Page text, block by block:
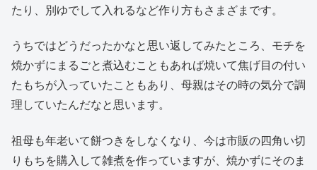
たり、別ゆでして入れるなど作り方もさまざまです。
うちではどうだったかなと思い返してみたところ、モチを
焼かずにまるごと煮込むこともあれば焼いて焦げ目の付い
たもちが入っていたこともあり、母親はその時の気分で調
理していたんだなと思います。
祖母も年老いて餅つきをしなくなり、今は市販の四角い切
りもちを購入して雑煮を作っていますが、焼かずにそのま